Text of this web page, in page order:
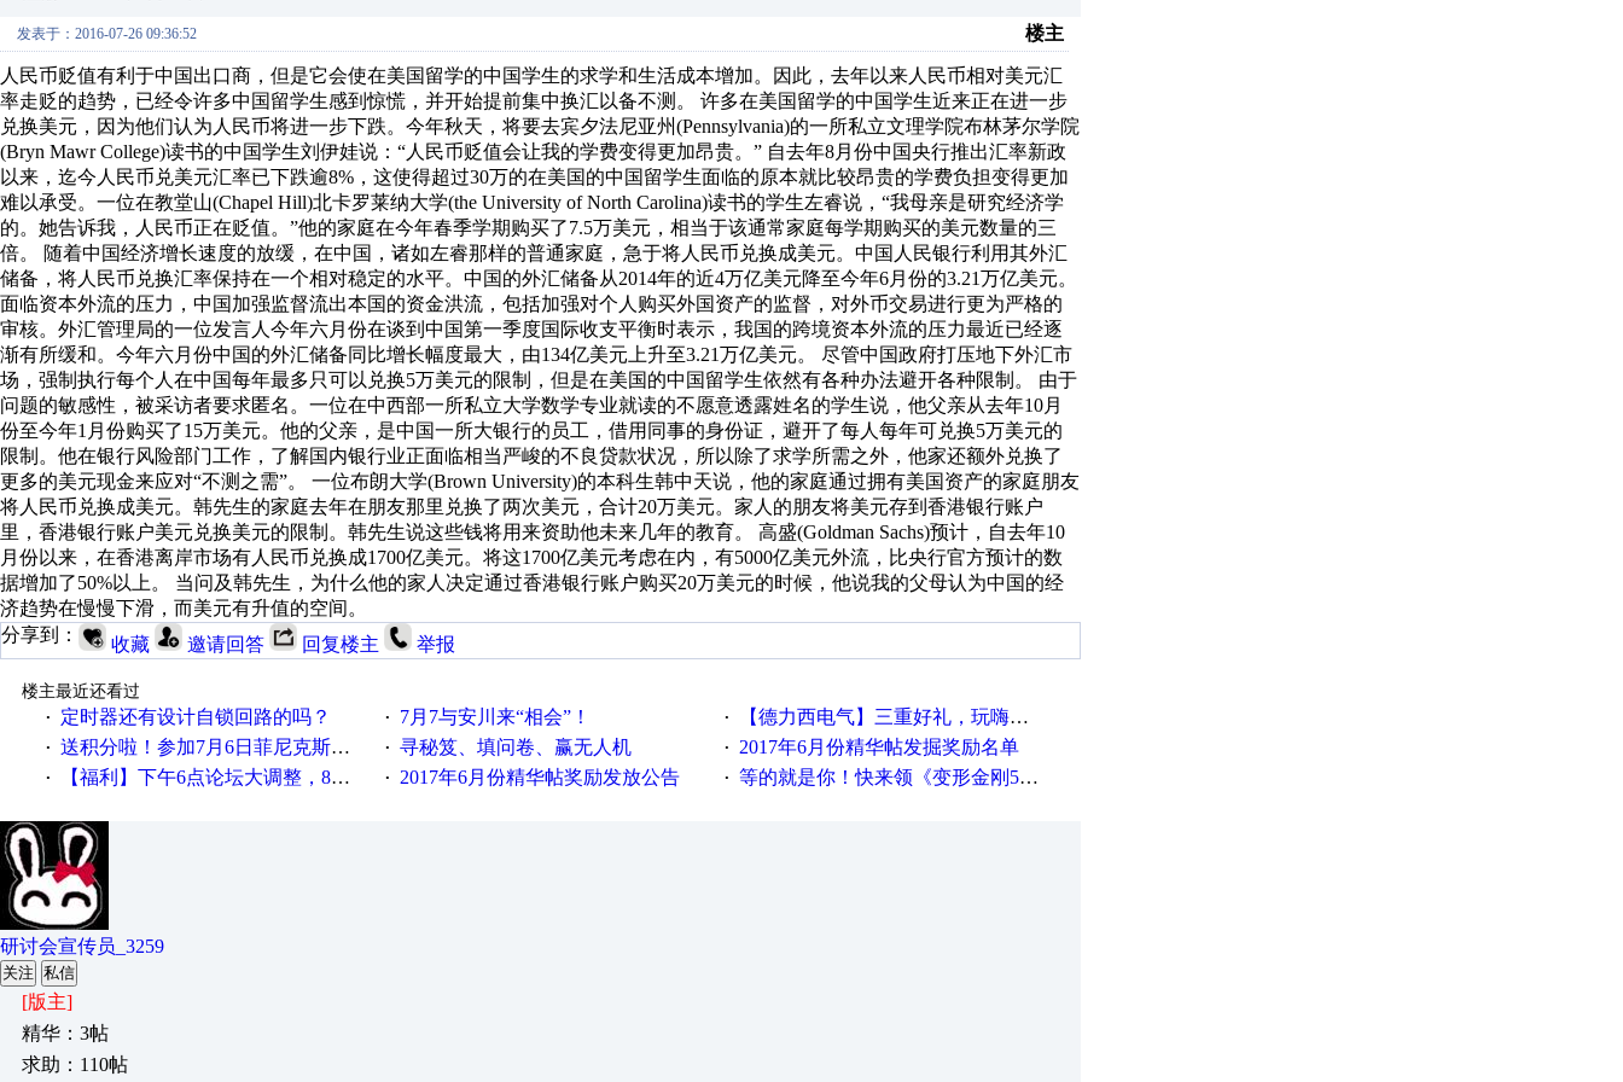
发表于：2016-07-26 09:36:52 楼主
人民币贬值有利于中国出口商，但是它会使在美国留学的中国学生的求学和生活成本增加。因此，去年以来人民币相对美元汇
率走贬的趋势，已经令许多中国留学生感到惊慌，并开始提前集中换汇以备不测。 许多在美国留学的中国学生近来正在进一步
兑换美元，因为他们认为人民币将进一步下跌。今年秋天，将要去宾夕法尼亚州(Pennsylvania)的一所私立文理学院布林茅尔学院
(Bryn Mawr College)读书的中国学生刘伊娃说：“人民币贬值会让我的学费变得更加昂贵。” 自去年8月份中国央行推出汇率新政
以来，迄今人民币兑美元汇率已下跌逾8%，这使得超过30万的在美国的中国留学生面临的原本就比较昂贵的学费负担变得更加
难以承受。一位在教堂山(Chapel Hill)北卡罗莱纳大学(the University of North Carolina)读书的学生左睿说，“我母亲是研究经济学
的。她告诉我，人民币正在贬值。”他的家庭在今年春季学期购买了7.5万美元，相当于该通常家庭每学期购买的美元数量的三
倍。 随着中国经济增长速度的放缓，在中国，诸如左睿那样的普通家庭，急于将人民币兑换成美元。中国人民银行利用其外汇
储备，将人民币兑换汇率保持在一个相对稳定的水平。中国的外汇储备从2014年的近4万亿美元降至今年6月份的3.21万亿美元。
面临资本外流的压力，中国加强监督流出本国的资金洪流，包括加强对个人购买外国资产的监督，对外币交易进行更为严格的
审核。外汇管理局的一位发言人今年六月份在谈到中国第一季度国际收支平衡时表示，我国的跨境资本外流的压力最近已经逐
渐有所缓和。今年六月份中国的外汇储备同比增长幅度最大，由134亿美元上升至3.21万亿美元。 尽管中国政府打压地下外汇市
场，强制执行每个人在中国每年最多只可以兑换5万美元的限制，但是在美国的中国留学生依然有各种办法避开各种限制。 由于
问题的敏感性，被采访者要求匿名。一位在中西部一所私立大学数学专业就读的不愿意透露姓名的学生说，他父亲从去年10月
份至今年1月份购买了15万美元。他的父亲，是中国一所大银行的员工，借用同事的身份证，避开了每人每年可兑换5万美元的
限制。他在银行风险部门工作，了解国内银行业正面临相当严峻的不良贷款状况，所以除了求学所需之外，他家还额外兑换了
更多的美元现金来应对“不测之需”。 一位布朗大学(Brown University)的本科生韩中天说，他的家庭通过拥有美国资产的家庭朋友
将人民币兑换成美元。韩先生的家庭去年在朋友那里兑换了两次美元，合计20万美元。家人的朋友将美元存到香港银行账户
里，香港银行账户美元兑换美元的限制。韩先生说这些钱将用来资助他未来几年的教育。 高盛(Goldman Sachs)预计，自去年10
月份以来，在香港离岸市场有人民币兑换成1700亿美元。将这1700亿美元考虑在内，有5000亿美元外流，比央行官方预计的数
据增加了50%以上。 当问及韩先生，为什么他的家人决定通过香港银行账户购买20万美元的时候，他说我的父母认为中国的经
济趋势在慢慢下滑，而美元有升值的空间。
分享到：
收藏 邀请回答 回复楼主 举报
楼主最近还看过
·
定时器还有设计自锁回路的吗？ · 7月7与安川来“相会”！ · 【德力西电气】三重好礼，玩嗨夏日！
· 送积分啦！参加7月6日菲尼克斯在线研讨会即得 · 寻秘笈、填问卷、赢无人机 · 2017年6月份精华帖发掘奖励名单
· 【福利】下午6点论坛大调整，8点服务器内存升级 · 2017年6月份精华帖奖励发放公告 · 等的就是你！快来领《变形金刚5》观影券
研讨会宣传员_3259
关注 私信
[版主]
精华：3帖
求助：110帖